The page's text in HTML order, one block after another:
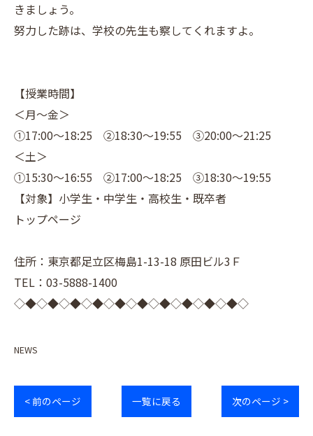
きましょう。
努力した跡は、学校の先生も察してくれますよ。
【授業時間】
＜月～金＞
①17:00～18:25 ②18:30～19:55 ③20:00～21:25
＜土＞
①15:30～16:55 ②17:00～18:25 ③18:30～19:55
【対象】小学生・中学生・高校生・既卒者
トップページ
住所：東京都足立区梅島1-13-18 原田ビル3Ｆ
TEL：03-5888-1400
◇◆◇◆◇◆◇◆◇◆◇◆◇◆◇◆◇◆◇◆◇
NEWS
< 前のページ 一覧に戻る 次のページ >